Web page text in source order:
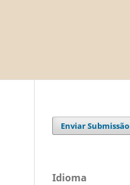
Enviar Submissão
Idioma